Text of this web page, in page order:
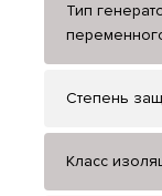
Тип
Степень
Класс